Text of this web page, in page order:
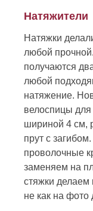
Натяжители
Натяжки
любой
получаются
любой
натяжение.
велоспицы
шириной 4 см,
прут с
проволочные
заменяем на
стяжки делаем
не как на фото